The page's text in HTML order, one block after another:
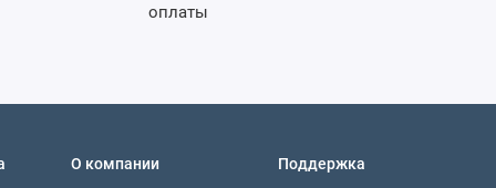
О компании
Поддержка